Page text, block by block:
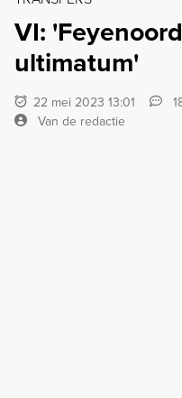
VI:
ultimatum'
22 mei 2023 13:01
Van de redactie